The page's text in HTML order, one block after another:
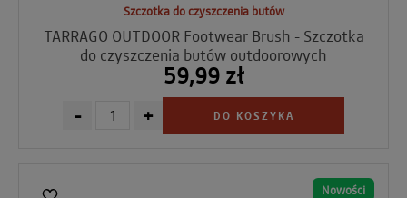
Szczotka do czyszczenia butów
TARRAGO OUTDOOR Footwear Brush - Szczotka
do czyszczenia butów outdoorowych
59,99 zł
- + DO KOSZYKA
Nowości